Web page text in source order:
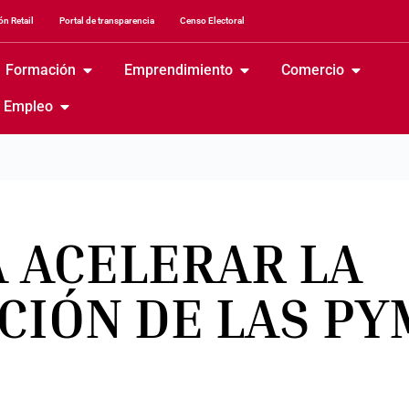
Retail Portal de transparencia Censo Electoral
Formación Emprendimiento Comercio
Empleo
LA
DE LAS